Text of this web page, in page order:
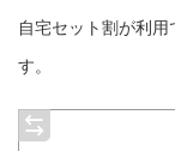
自宅セット割が利
す。